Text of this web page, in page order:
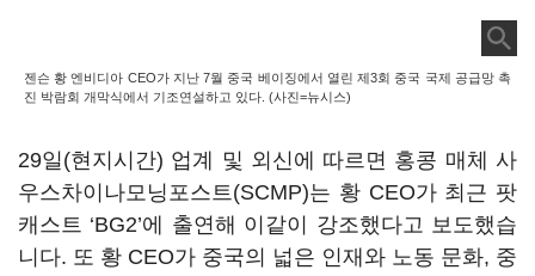
젠슨 황 엔비디아 CEO가 지난 7월 중국 베이징에서 열린 제3회 중국 국제 공급망 촉
진 박람회 개막식에서 기조연설하고 있다. (사진=뉴시스)
29일(현지시간) 업계 및 외신에 따르면 홍콩 매체 사
우스차이나모닝포스트(SCMP)는 황 CEO가 최근 팟
캐스트 ‘BG2’에 출연해 이같이 강조했다고 보도했습
니다. 또 황 CEO가 중국의 넓은 인재와 노동 문화, 중